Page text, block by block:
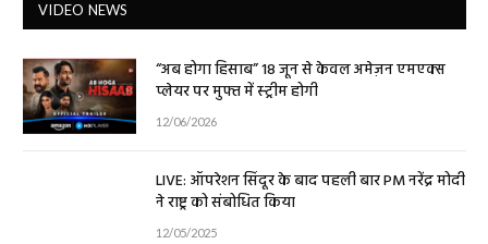
VIDEO NEWS
“अब होगा हिसाब” 18 जून से केवल अमेज़न एमएक्स
प्लेयर पर मुफ्त में स्ट्रीम होगी
12/06/2026
LIVE: ऑपरेशन सिंदूर के बाद पहली बार PM नरेंद्र मोदी
ने राष्ट्र को संबोधित किया
12/05/2025